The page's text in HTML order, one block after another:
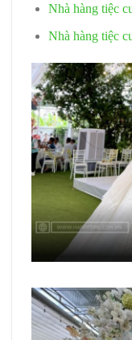
Nhà hàng tiệc
Nhà hàng tiệc